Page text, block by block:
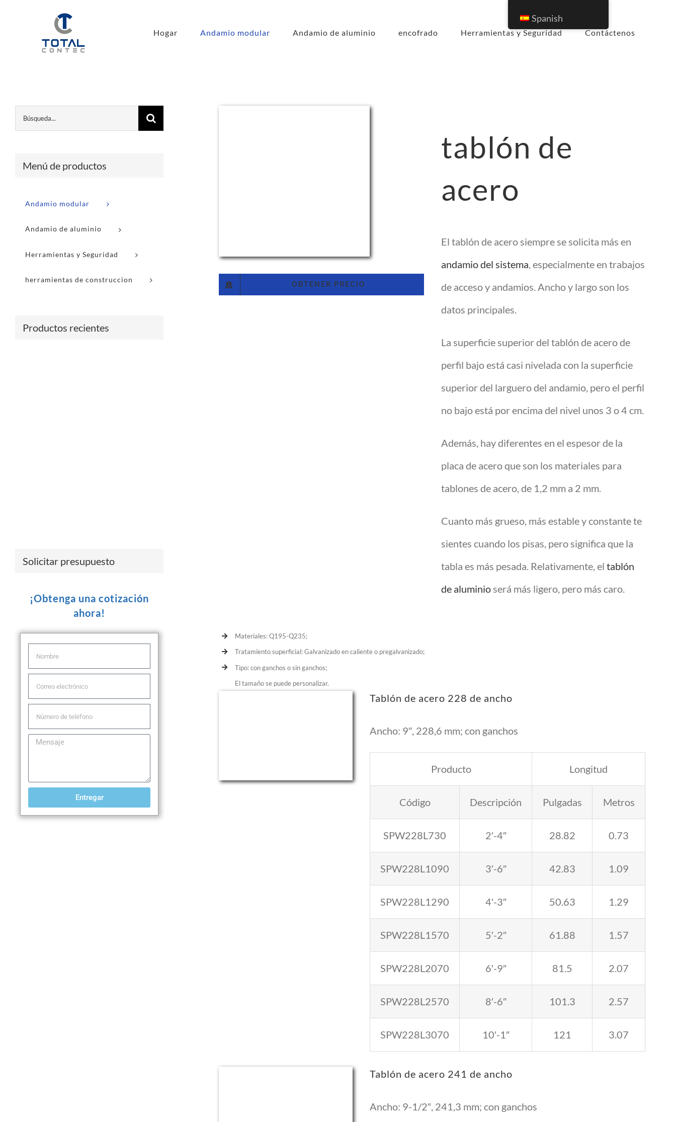
Hogar Andamio modular Andamio de aluminio encofrado Herramientas y Seguridad Contáctenos
OBTENER PRECIO
tablón de
acero
El tablón de acero siempre se solicita más en
andamio del sistema, especialmente en trabajos
de acceso y andamios. Ancho y largo son los
datos principales.
La superficie superior del tablón de acero de
perfil bajo está casi nivelada con la superficie
superior del larguero del andamio, pero el perfil
no bajo está por encima del nivel unos 3 o 4 cm.
Además, hay diferentes en el espesor de la
placa de acero que son los materiales para
tablones de acero, de 1,2 mm a 2 mm.
Cuanto más grueso, más estable y constante te
sientes cuando los pisas, pero significa que la
tabla es más pesada. Relativamente, el tablón
de aluminioserá más ligero, pero más caro.
Materiales: Q195-Q235;
Tratamiento superficial: Galvanizado en caliente o pregalvanizado;
Tipo: con ganchos o sin ganchos;
El tamaño se puede personalizar.
Tablón de acero 228 de ancho
Ancho: 9″, 228,6 mm; con ganchos
Producto Longitud
Código Descripción Pulgadas Metros
SPW228L730 2′-4″ 28.82 0.73
SPW228L1090 3′-6″ 42.83 1.09
SPW228L1290 4′-3″ 50.63 1.29
SPW228L1570 5′-2″ 61.88 1.57
SPW228L2070 6′-9″ 81.5 2.07
SPW228L2570 8′-6″ 101.3 2.57
SPW228L3070 10′-1″ 121 3.07
Tablón de acero 241 de ancho
Ancho: 9-1/2″, 241,3 mm; con ganchos
Menú de productos
Andamio modular
Andamio de aluminio
Herramientas y Seguridad
herramientas de construccion
Productos recientes
Solicitar presupuesto
¡Obtenga una cotización
ahora!
Entregar
Spanish